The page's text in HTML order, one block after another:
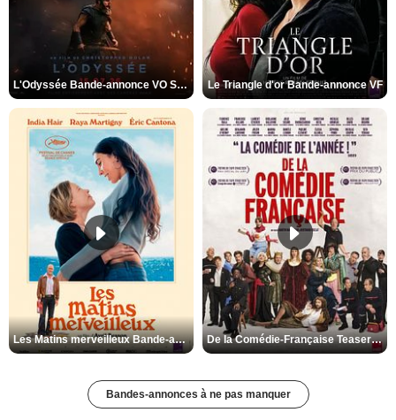
L'Odyssée Bande-annonce VO STFR Le Triangle d'or Bande-annonce VF
Les Matins merveilleux Bande-annonce VF De la Comédie-Française Teaser VF
Bandes-annonces à ne pas manquer